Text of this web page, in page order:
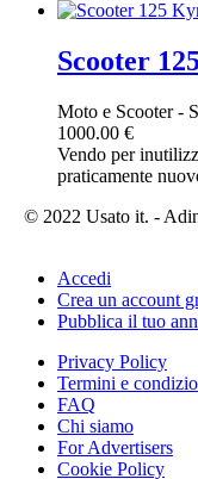
Scooter
Moto e Scooter-
1000.00 €
Vendo per
praticamente
© 2022 Usato it. -
Accedi
Crea un account
Pubblica il tuo
Privacy Policy
Termini e
FAQ
Chi siamo
For Advertisers
Cookie Policy